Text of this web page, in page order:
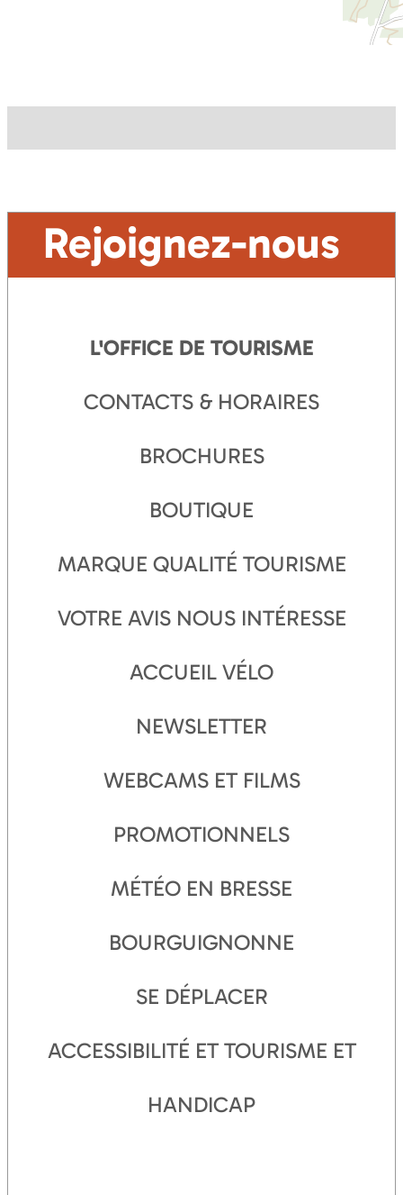
Rejoignez-nous
L'OFFICE DE TOURISME
CONTACTS & HORAIRES
BROCHURES
BOUTIQUE
MARQUE QUALITÉ TOURISME
VOTRE AVIS NOUS INTÉRESSE
ACCUEIL VÉLO
NEWSLETTER
WEBCAMS ET FILMS
PROMOTIONNELS
MÉTÉO EN BRESSE
BOURGUIGNONNE
SE DÉPLACER
ACCESSIBILITÉ ET TOURISME ET
HANDICAP